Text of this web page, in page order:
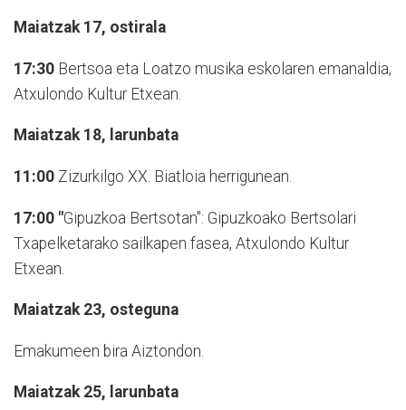
Maiatzak 17, ostirala
17:30 Bertsoa eta Loatzo musika eskolaren emanaldia,
Atxulondo Kultur Etxean.
Maiatzak 18, larunbata
11:00 Zizurkilgo XX. Biatloia herrigunean.
17:00 "Gipuzkoa Bertsotan": Gipuzkoako Bertsolari
Txapelketarako sailkapen fasea, Atxulondo Kultur
Etxean.
Maiatzak 23, osteguna
Emakumeen bira Aiztondon.
Maiatzak 25, larunbata